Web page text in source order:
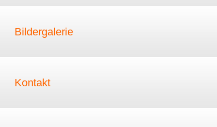
Bildergalerie
Kontakt